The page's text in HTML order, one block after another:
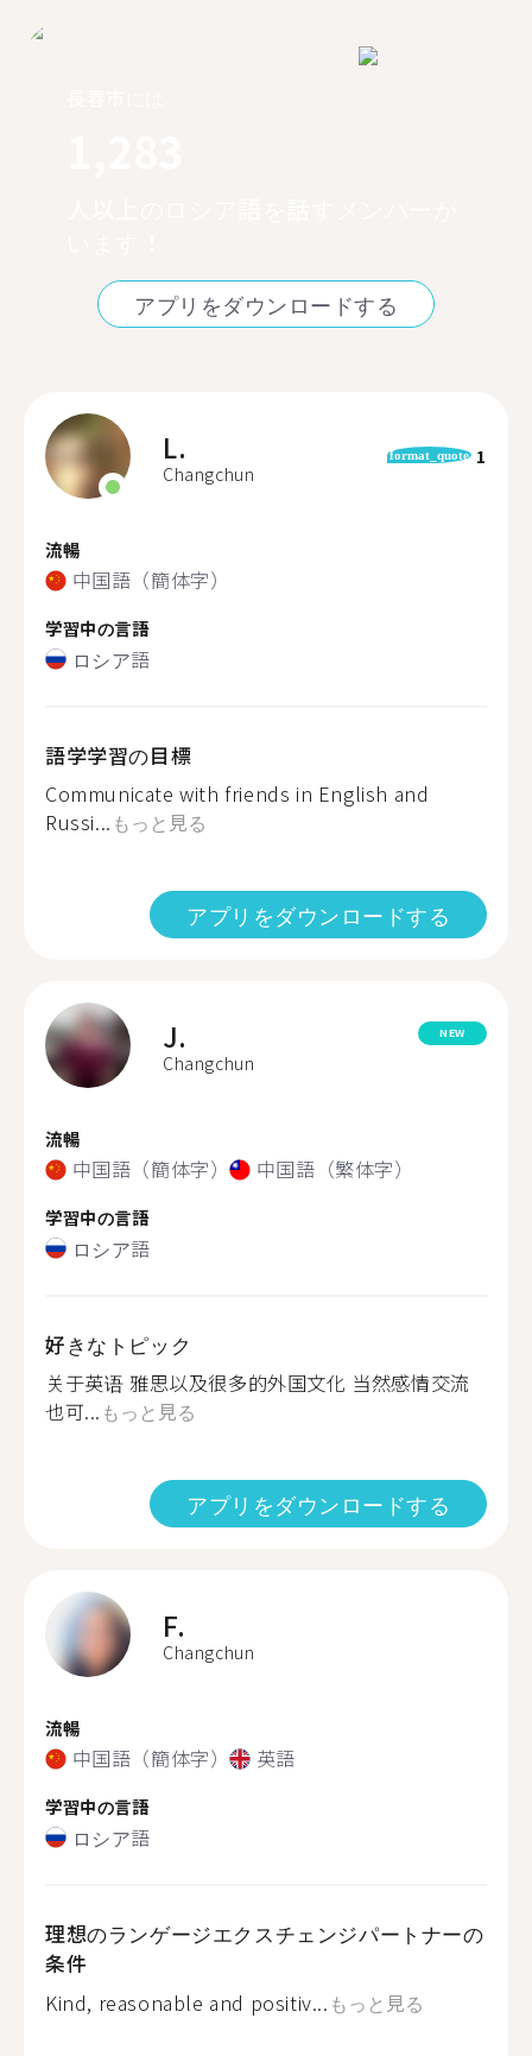
アプリをダウンロードする
L.
Changchun
format_quote 1
流暢
中国語（簡体字）
学習中の言語
ロシア語
語学学習の目標
Communicate with friends in English and
Russi... もっと見る
アプリをダウンロードする
J.
Changchun
NEW
流暢
中国語（簡体字） 中国語（繁体字）
学習中の言語
ロシア語
好きなトピック
关于英语 雅思以及很多的外国文化 当然感情交流
也可... もっと見る
アプリをダウンロードする
F.
Changchun
流暢
中国語（簡体字） 英語
学習中の言語
ロシア語
理想のランゲージエクスチェンジパートナーの
条件
Kind, reasonable and positiv... もっと見る